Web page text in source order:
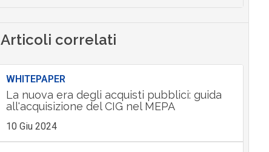
Articoli correlati
WHITEPAPER
La nuova era degli acquisti pubblici: guida
all'acquisizione del CIG nel MEPA
10 Giu 2024